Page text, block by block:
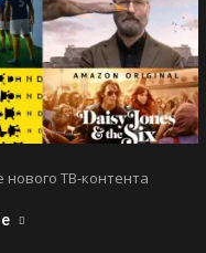
ТВ-контента